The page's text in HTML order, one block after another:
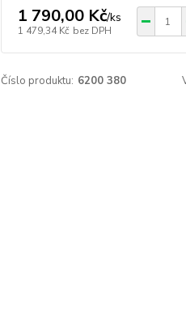
1 790,00 Kč/ks
1 479,34 Kč bez DPH
Číslo produktu: 6200 380